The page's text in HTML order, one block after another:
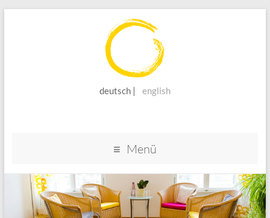
Supervision
Beate
Nink
deutsch english
Menü